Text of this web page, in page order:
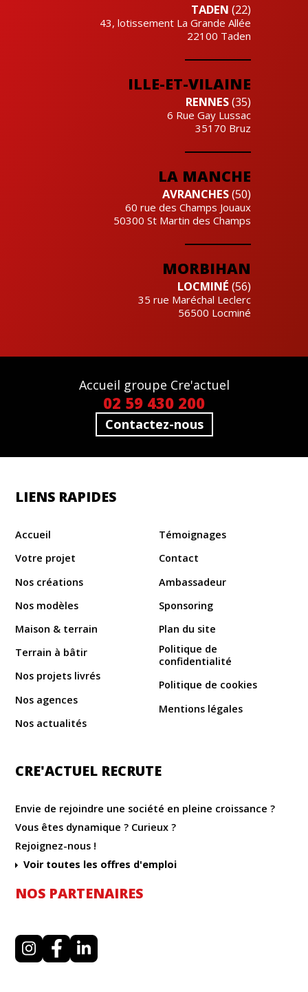
TADEN (22)
43, lotissement La Grande Allée
22100 Taden
ILLE-ET-VILAINE
RENNES(35)
6 Rue Gay Lussac
35170 Bruz
LA MANCHE
AVRANCHES(50)
60 rue des Champs Jouaux
50300 St Martin des Champs
MORBIHAN
LOCMINÉ (56)
35 rue Maréchal Leclerc
56500 Locminé
Accueil groupe Cre'actuel
02 59 430 200
Contactez-nous
LIENS RAPIDES
Accueil
Votre projet
Nos créations
Nos modèles
Maison & terrain
Terrain à bâtir
Nos projets livrés
Nos agences
Nos actualités
Témoignages
Contact
Ambassadeur
Sponsoring
Plan du site
Politique de
confidentialité
Politique de cookies
Mentions légales
CRE'ACTUEL RECRUTE
Envie de rejoindre une société en pleine croissance ?
Vous êtes dynamique ? Curieux ?
Rejoignez-nous !
Voir toutes les offres d'emploi
NOS PARTENAIRES
I
n
F
a
L
i